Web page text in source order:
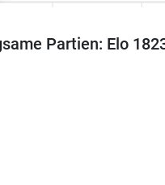
Partien: Elo